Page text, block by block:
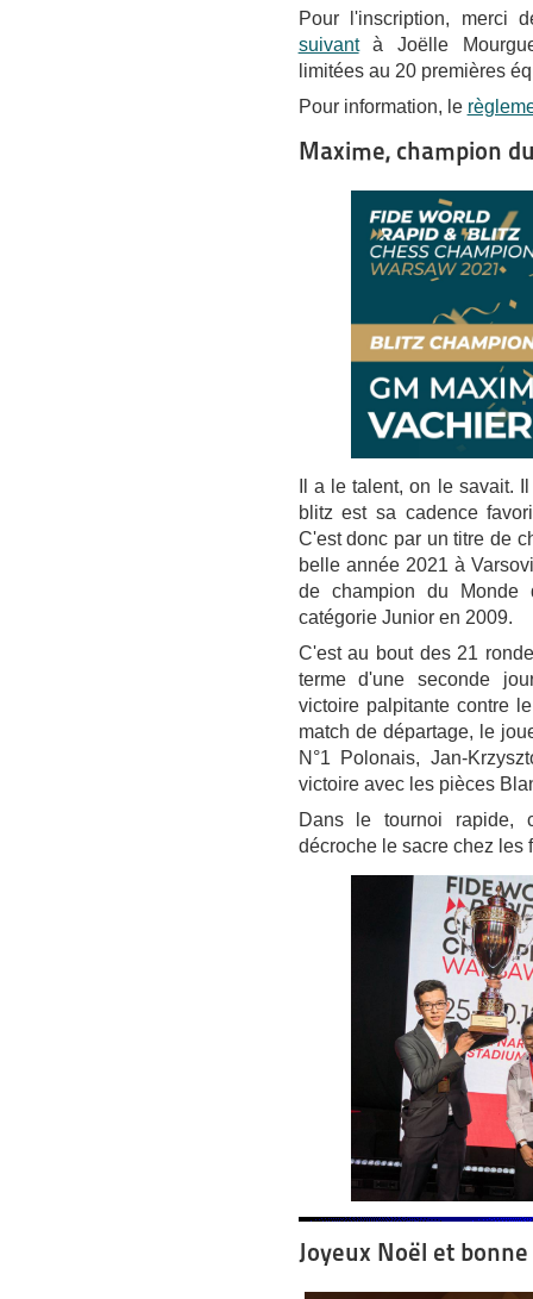
Pour l'inscription, merci
suivantà Joëlle
limitées au 20 premières
Pour information, le
Maxime, champion
Il a le talent, on le savait.
blitz est sa cadence
C'est donc par un titre de
belle année 2021 à
de champion du
catégorie Junior en 2009.
C'est au bout des 21
terme d'une seconde
victoire palpitante contre
match de départage, le
N°1 Polonais, Jan-
victoire avec les pièces
Dans le tournoi rapide,
décroche le sacre chez les
Joyeux Noël et